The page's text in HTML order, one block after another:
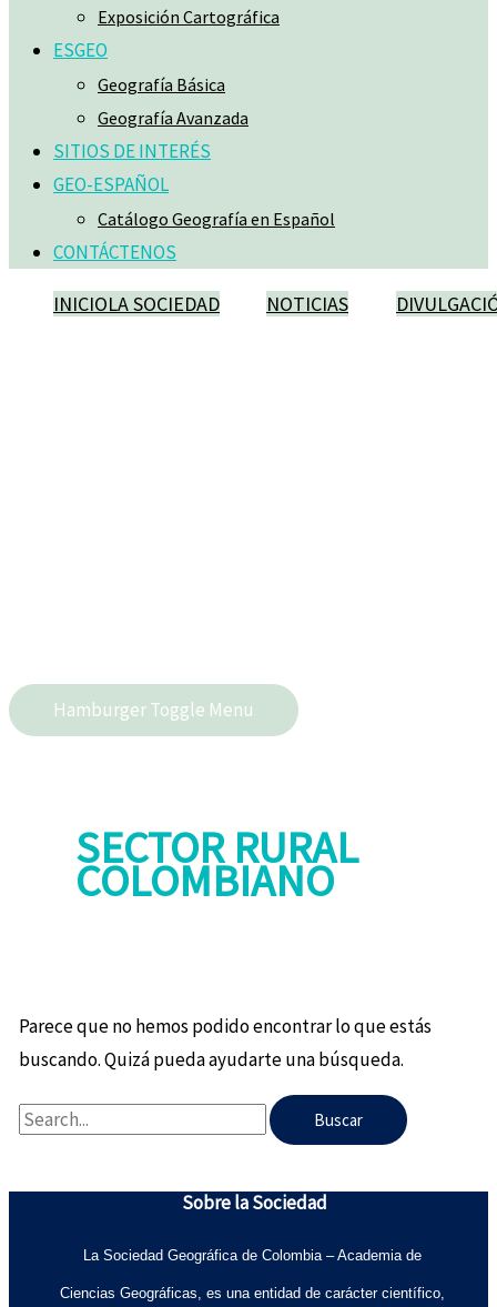
Exposición Cartográfica
ESGEO
Geografía Básica
Geografía Avanzada
SITIOS DE INTERÉS
GEO-ESPAÑOL
Catálogo Geografía en Español
CONTÁCTENOS
INICIOLA SOCIEDAD NOTICIAS
Hamburger Toggle Menu
SECTOR RURAL
COLOMBIANO
Parece que no hemos podido encontrar lo que estás
buscando. Quizá pueda ayudarte una búsqueda.
Sobre la Sociedad
La Sociedad Geográfica de Colombia – Academia de
Ciencias Geográficas, es una entidad de carácter científico,